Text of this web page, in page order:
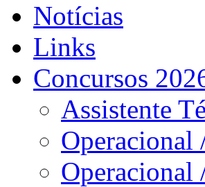
Notícias
Links
Concursos
Assistente
Operacional
Operacional